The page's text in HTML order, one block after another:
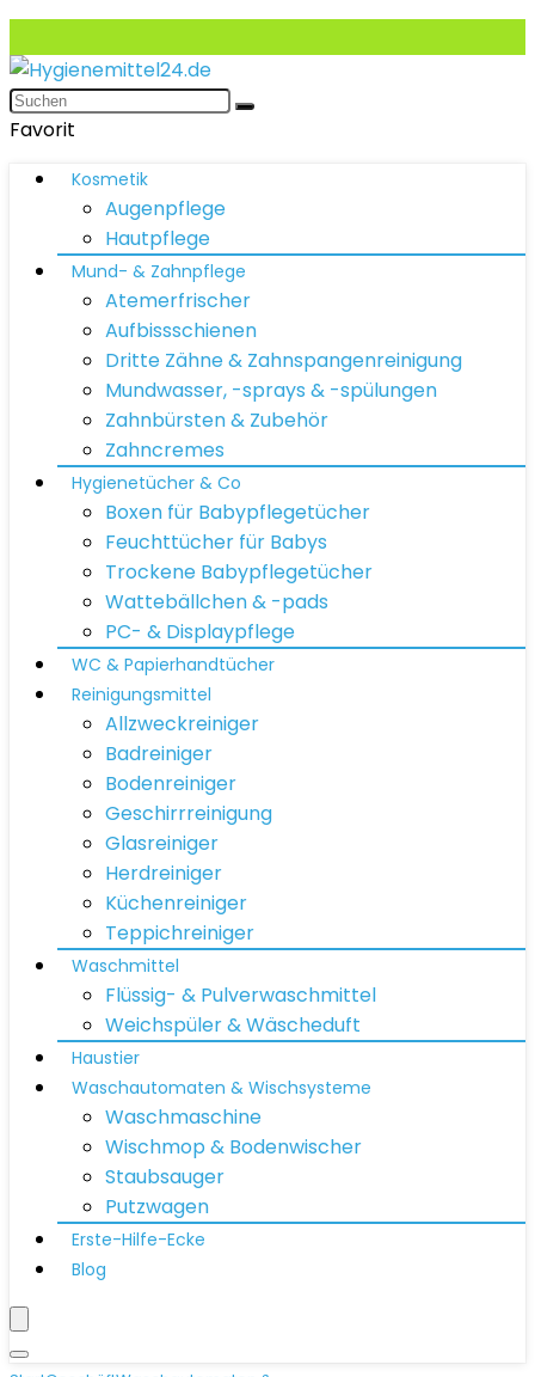
Favorit
Kosmetik
Augenpflege
Hautpflege
Mund- & Zahnpflege
Atemerfrischer
Aufbissschienen
Dritte Zähne & Zahnspangenreinigung
Mundwasser, -sprays & -spülungen
Zahnbürsten & Zubehör
Zahncremes
Hygienetücher & Co
Boxen für Babypflegetücher
Feuchttücher für Babys
Trockene Babypflegetücher
Wattebällchen & -pads
PC- & Displaypflege
WC & Papierhandtücher
Reinigungsmittel
Allzweckreiniger
Badreiniger
Bodenreiniger
Geschirrreinigung
Glasreiniger
Herdreiniger
Küchenreiniger
Teppichreiniger
Waschmittel
Flüssig- & Pulverwaschmittel
Weichspüler & Wäscheduft
Haustier
Waschautomaten & Wischsysteme
Waschmaschine
Wischmop & Bodenwischer
Staubsauger
Putzwagen
Erste-Hilfe-Ecke
Blog